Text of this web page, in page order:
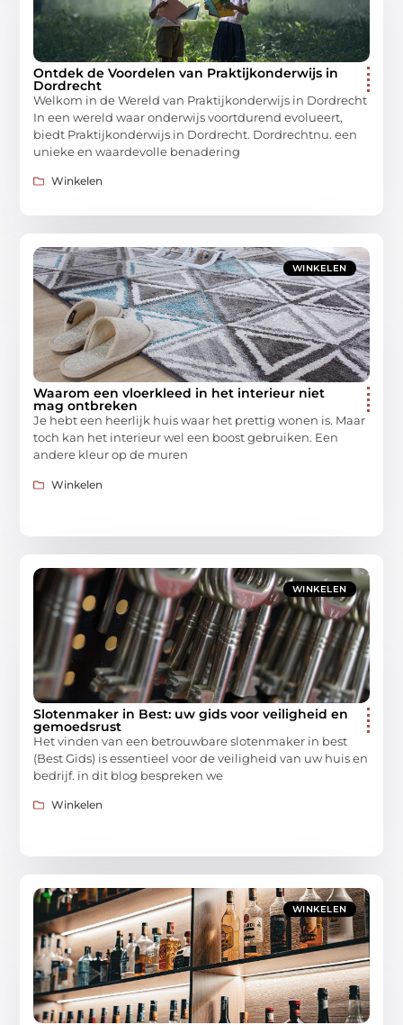
Ontdek de Voordelen van Praktijkonderwijs in
Dordrecht
Welkom in de Wereld van Praktijkonderwijs in Dordrecht
In een wereld waar onderwijs voortdurend evolueert,
biedt Praktijkonderwijs in Dordrecht. Dordrechtnu. een
unieke en waardevolle benadering
Winkelen
WINKELEN
Waarom een vloerkleed in het interieur niet
mag ontbreken
Je hebt een heerlijk huis waar het prettig wonen is. Maar
toch kan het interieur wel een boost gebruiken. Een
andere kleur op de muren
Winkelen
WINKELEN
Slotenmaker in Best: uw gids voor veiligheid en
gemoedsrust
Het vinden van een betrouwbare slotenmaker in best
(Best Gids) is essentieel voor de veiligheid van uw huis en
bedrijf. in dit blog bespreken we
Winkelen
WINKELEN